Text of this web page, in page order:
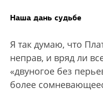
Наша дань судьбе
Я так думаю, что
неправ, и вряд ли
«двуногое без
более